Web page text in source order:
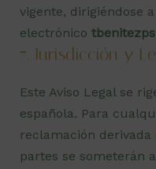
vigente, dirigiéndose
electrónico
7. Jurisdicción y
Este Aviso Legal se
española. Para
reclamación derivada
partes se someterán